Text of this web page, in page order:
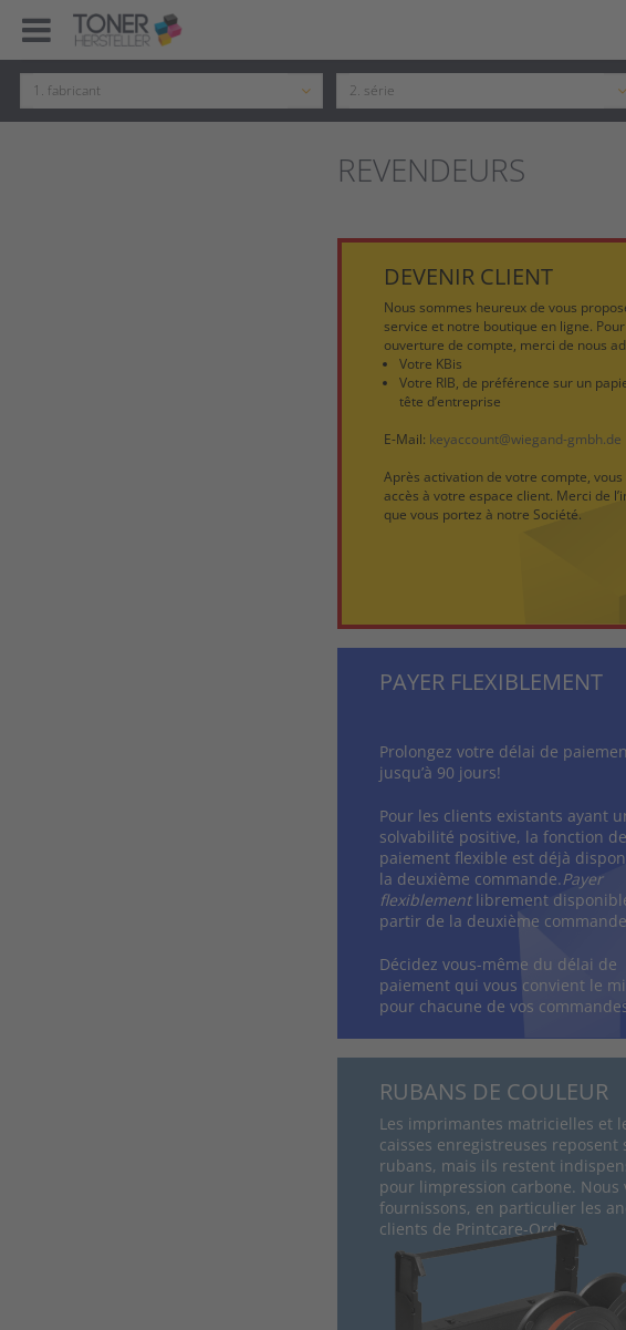
REVENDEURS
DEVENIR CLIENT
Nous sommes heureux de vous
service et notre boutique en ligne.
ouverture de compte, merci de nous
Votre KBis
Votre RIB, de préférence sur un
tête d’entreprise
E-Mail: keyaccount@wiegand-gmbh.de
Après activation de votre compte, vous
accès à votre espace client. Merci de
que vous portez à notre Société.
PAYER FLEXIBLEMENT
Prolongez votre délai de
jusqu’à 90 jours!
Pour les clients existants ayant
solvabilité positive, la fonction de
paiement flexible est déjà
la deuxième commande.Payer
flexiblementlibrement
partir de la deuxième
Décidez vous-même du délai de
paiement qui vous convient le
pour chacune de vos
RUBANS DE COULEUR
Les imprimantes matricielles et
caisses enregistreuses reposent
rubans, mais ils restent
pour limpression carbone. Nous
fournissons, en particulier les
clients de Printcare-Order.